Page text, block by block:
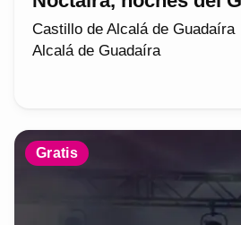
Castillo de Alcalá de Guadaíra
Alcalá de Guadaíra
Gratis